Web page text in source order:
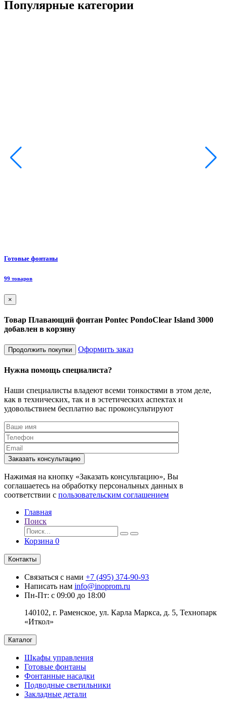
Популярные категории
Готовые фонтаны
99 товаров
×
Товар Плавающий фонтан Pontec PondoClear Island 3000
добавлен в корзину
Продолжить покупки Оформить заказ
Нужна помощь специалиста?
Наши специалисты владеют всеми тонкостями в этом деле,
как в технических, так и в эстетических аспектах и
удовольствием бесплатно вас проконсультируют
Заказать консультацию
Нажимая на кнопку «Заказать консультацию», Вы
соглашаетесь на обработку персональных данных в
соответствии с пользовательским соглашением
Главная
Поиск
Корзина 0
Контакты
Связаться с нами +7 (495) 374-90-93
Написать нам info@inoprom.ru
Пн-Пт: с 09:00 до 18:00
140102, г. Раменское, ул. Карла Маркса, д. 5, Технопарк
«Иткол»
Каталог
Шкафы управления
Готовые фонтаны
Фонтанные насадки
Подводные светильники
Закладные детали